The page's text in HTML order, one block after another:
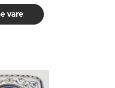
vare